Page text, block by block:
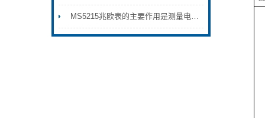
MS5215兆欧表的主要作用是测量电阻值